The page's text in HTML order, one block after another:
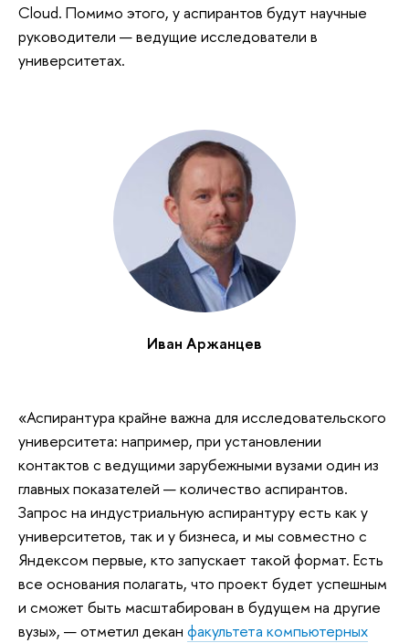
Cloud. Помимо этого, у аспирантов будут научные
руководители — ведущие исследователи в
университетах.
Иван Аржанцев
«Аспирантура крайне важна для исследовательского
университета: например, при установлении
контактов с ведущими зарубежными вузами один из
главных показателей — количество аспирантов.
Запрос на индустриальную аспирантуру есть как у
университетов, так и у бизнеса, и мы совместно с
Яндексом первые, кто запускает такой формат. Есть
все основания полагать, что проект будет успешным
и сможет быть масштабирован в будущем на другие
вузы», — отметил декан факультета компьютерных